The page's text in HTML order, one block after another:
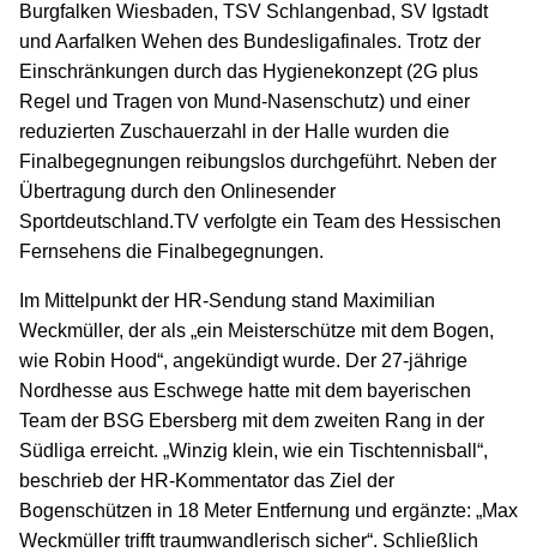
Burgfalken Wiesbaden, TSV Schlangenbad, SV Igstadt
und Aarfalken Wehen des Bundesligafinales. Trotz der
Einschränkungen durch das Hygienekonzept (2G plus
Regel und Tragen von Mund-Nasenschutz) und einer
reduzierten Zuschauerzahl in der Halle wurden die
Finalbegegnungen reibungslos durchgeführt. Neben der
Übertragung durch den Onlinesender
Sportdeutschland.TV verfolgte ein Team des Hessischen
Fernsehens die Finalbegegnungen.
Im Mittelpunkt der HR-Sendung stand Maximilian
Weckmüller, der als „ein Meisterschütze mit dem Bogen,
wie Robin Hood“, angekündigt wurde. Der 27-jährige
Nordhesse aus Eschwege hatte mit dem bayerischen
Team der BSG Ebersberg mit dem zweiten Rang in der
Südliga erreicht. „Winzig klein, wie ein Tischtennisball“,
beschrieb der HR-Kommentator das Ziel der
Bogenschützen in 18 Meter Entfernung und ergänzte: „Max
Weckmüller trifft traumwandlerisch sicher“. Schließlich